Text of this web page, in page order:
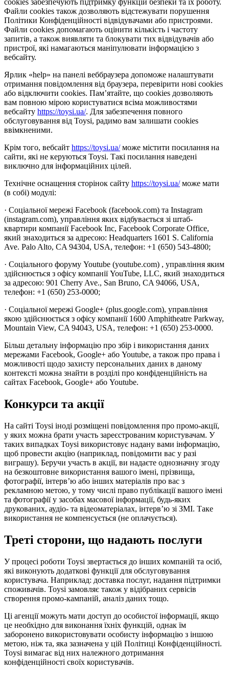
Файли cookies також дозволяють відстежувати порушення
Політики Конфіденційності відвідувачами або пристроями.
Файли cookies допомагають оцінити кількість і частоту
запитів, а також виявляти та блокувати тих відвідувачів або
пристрої, які намагаються маніпулювати інформацією з
вебсайту.
Ярлик «help» на панелі веббраузера допоможе налаштувати
отримання повідомлення від браузера, перевірити нові cookies
або відключити cookies. Пам’ятайте, що cookies дозволяють
вам повною мірою користуватися всіма можливостями
вебсайту https://toysi.ua/. Для забезпечення повного
обслуговування від Toysi, радимо вам залишати cookies
ввімкненими.
Крім того, вебсайт https://toysi.ua/може містити посилання на
сайти, які не керуються Toysi. Такі посилання наведені
виключно для інформаційних цілей.
Технічне оснащення сторінок сайту https://toysi.ua/може мати
(в собі) модулі:
· Соціальної мережі Facebook (facebook.com) та Instagram
(instagram.com), управління яких відбувається зі штаб-
квартири компанії Facebook Inc, Facebook Corporate Office,
який знаходиться за адресою: Headquarters 1601 S. California
Ave. Palo Alto, CA 94304, USA, телефон: +1 (650) 543-4800;
· Соціального форуму Youtube (youtube.com) , управління яким
здійснюється з офісу компанії YouTube, LLC, який знаходиться
за адресою: 901 Cherry Ave., San Bruno, CA 94066, USA,
телефон: +1 (650) 253-0000;
· Соціальної мережі Google+ (plus.google.com), управління
якою здійснюється з офісу компанії 1600 Amphitheatre Parkway,
Mountain View, CA 94043, USA, телефон: +1 (650) 253-0000.
Більш детальну інформацію про збір і використання даних
мережами Facebook, Google+ або Youtube, а також про права і
можливості щодо захисту персональних даних в даному
контексті можна знайти в розділі про конфіденційність на
сайтах Facebook, Google+ або Youtube.
Конкурси та акції
На сайті Toysi іноді розміщені повідомлення про промо-акції,
у яких можна брати участь зареєстрованим користувачам. У
таких випадках Toysi використовує надану вами інформацію,
щоб провести акцію (наприклад, повідомити вас у разі
виграшу). Беручи участь в акції, ви надаєте однозначну згоду
на безкоштовне використання вашого імені, прізвища,
фотографії, інтерв’ю або інших матеріалів про вас з
рекламною метою, у тому числі право публікації вашого імені
та фотографії у засобах масової інформації, будь-яких
друкованих, аудіо- та відеоматеріалах, інтерв’ю зі ЗМІ. Таке
використання не компенсується (не оплачується).
Треті сторони, що надають послуги
У процесі роботи Toysi звертається до інших компаній та осіб,
які виконують додаткові функції для обслуговування
користувача. Наприклад: доставка послуг, надання підтримки
споживачів. Toysi замовляє також у відібраних сервісів
створення промо-кампаній, аналіз даних тощо.
Ці агенції можуть мати доступ до особистої інформації, якщо
це необхідно для виконання їхніх функцій, однак їм
заборонено використовувати особисту інформацію з іншою
метою, ніж та, яка зазначена у цій Політиці Конфіденційності.
Toysi вимагає від них належного дотримання
конфіденційності своїх користувачів.